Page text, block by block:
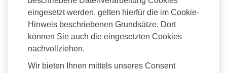
eingesetzt werden, gelten hierfür die im Cookie-
Hinweis beschriebenen Grundsätze. Dort
können Sie auch die eingesetzten Cookies
nachvollziehen.
Wir bieten Ihnen mittels unseres Consent